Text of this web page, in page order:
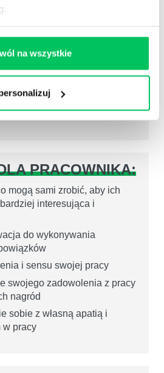
na wszystkie
na frustrację pracowników
robić, aby ograniczyć
podchodzić do pracowników
PRACOWNIKA:
mogą sami zrobić, aby ich
interesująca i
do wykonywania
i sensu swojej pracy
swojego zadowolenia z pracy
nagród
sobie z własną apatią i
w pracy